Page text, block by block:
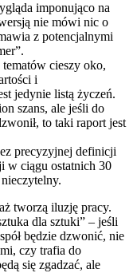
imponująco na
nie mówi nic o
z potencjalnymi
tematów cieszy oko,
i
jedynie listą życzeń.
szans, ale jeśli do
to taki raport jest
precyzyjnej definicji
w ciągu ostatnich 30
tworzą iluzję pracy.
dla sztuki” – jeśli
będzie dzwonić, nie
czy trafia do
się zgadzać, ale